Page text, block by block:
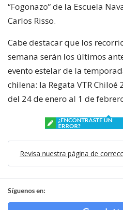
“Fogonazo” de la Escuela
Carlos Risso.
Cabe destacar que los
semana serán los últimos
evento estelar de la
chilena: la Regata VTR
del 24 de enero al 1 de
¿ENCONTRASTE UN
ERROR?
Revisa nuestra página de
Síguenos en: